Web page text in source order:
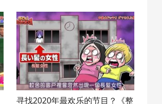
寻找2020年最欢乐的节目？《整